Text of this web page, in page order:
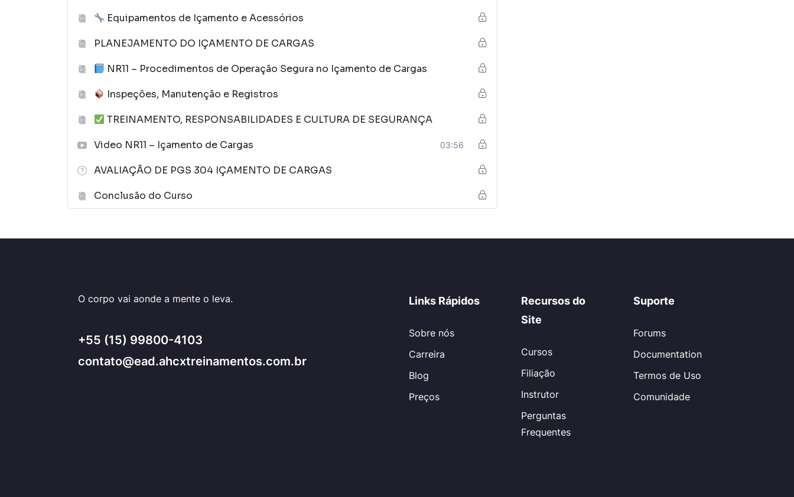
Controle de riscos: Identificar e mitigar riscos potenciais associados ao içamento, como
Equipamentos de Içamento e Acessórios
PLANEJAMENTO DO IÇAMENTO DE CARGAS
NR11 – Procedimentos de Operação Segura no Içamento de Cargas
Inspeções, Manutenção e Registros
TREINAMENTO, RESPONSABILIDADES E CULTURA DE SEGURANÇA
Video NR11 – Içamento de Cargas 03:56
AVALIAÇÃO DE PGS 304 IÇAMENTO DE CARGAS
Conclusão do Curso
O corpo vai aonde a mente o leva.
+55 (15) 99800-4103
contato@ead.ahcxtreinamentos.com.br
Links Rápidos
Sobre nós
Carreira
Blog
Preços
Recursos do
Site
Cursos
Filiação
Instrutor
Perguntas
Frequentes
Suporte
Forums
Documentation
Termos de Uso
Comunidade